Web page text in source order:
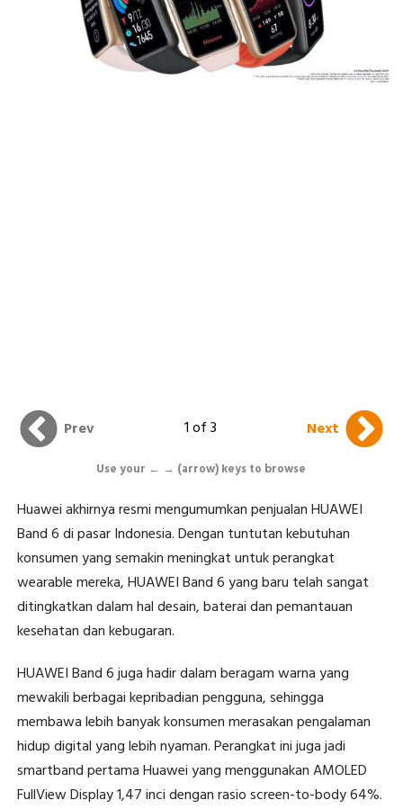
Prev 1 of 3 Next
Use your ← → (arrow) keys to browse
Huawei akhirnya resmi mengumumkan penjualan HUAWEI
Band 6 di pasar Indonesia. Dengan tuntutan kebutuhan
konsumen yang semakin meningkat untuk perangkat
wearable mereka, HUAWEI Band 6 yang baru telah sangat
ditingkatkan dalam hal desain, baterai dan pemantauan
kesehatan dan kebugaran.
HUAWEI Band 6 juga hadir dalam beragam warna yang
mewakili berbagai kepribadian pengguna, sehingga
membawa lebih banyak konsumen merasakan pengalaman
hidup digital yang lebih nyaman. Perangkat ini juga jadi
smartband pertama Huawei yang menggunakan AMOLED
FullView Display 1,47 inci dengan rasio screen-to-body 64%.